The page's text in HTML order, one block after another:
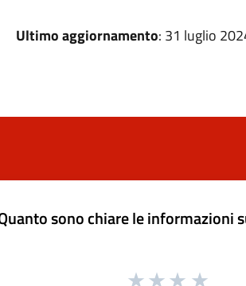
Ultimo aggiornamento: 31 luglio
sono chiare le informazioni